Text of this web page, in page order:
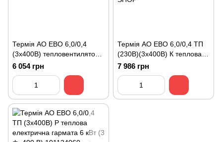
Термія АО ЕВО 6,0/0,4
(3х400В) тепловентилятор
6 кВт (3 ф. 400 В)
6 054 грн
Термія АО ЕВО 6,0/0,4 ТП
(230В)(3х400В) К теплова
електрична гармата 6 кВт
(230 В)(3 ф. 400 В)
7 986 грн